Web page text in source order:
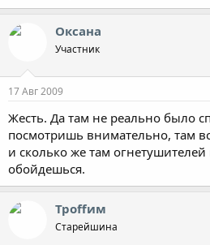
Оксана
Участник
17 Авг 2009
Жесть. Да там не реально было
посмотришь внимательно, там
и сколько же там
обойдешься.
Троffим
Старейшина